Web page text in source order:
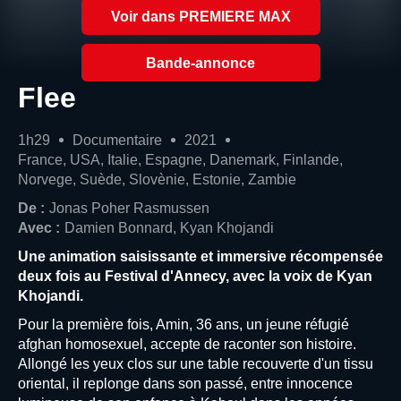
Voir dans PREMIERE MAX
Bande-annonce
Flee
1h29 Documentaire
2021
France, USA, Italie, Espagne, Danemark, Finlande,
Norvege, Suède, Slovènie, Estonie, Zambie
De : Jonas Poher Rasmussen
Avec : Damien Bonnard, Kyan Khojandi
Une animation saisissante et immersive récompensée
deux fois au Festival d'Annecy, avec la voix de Kyan
Khojandi.
Pour la première fois, Amin, 36 ans, un jeune réfugié
afghan homosexuel, accepte de raconter son histoire.
Allongé les yeux clos sur une table recouverte d'un tissu
oriental, il replonge dans son passé, entre innocence